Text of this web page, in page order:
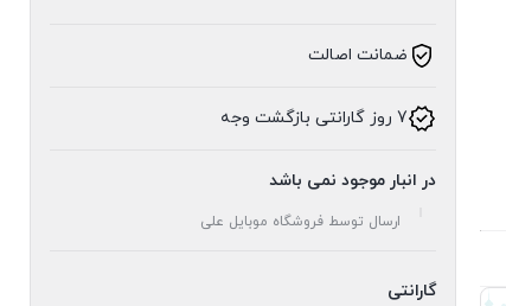
ضمانت اصالت
7 روز گارانتی بازگشت وجه
در انبار موجود نمی باشد
ارسال توسط فروشگاه موبایل علی
گارانتی